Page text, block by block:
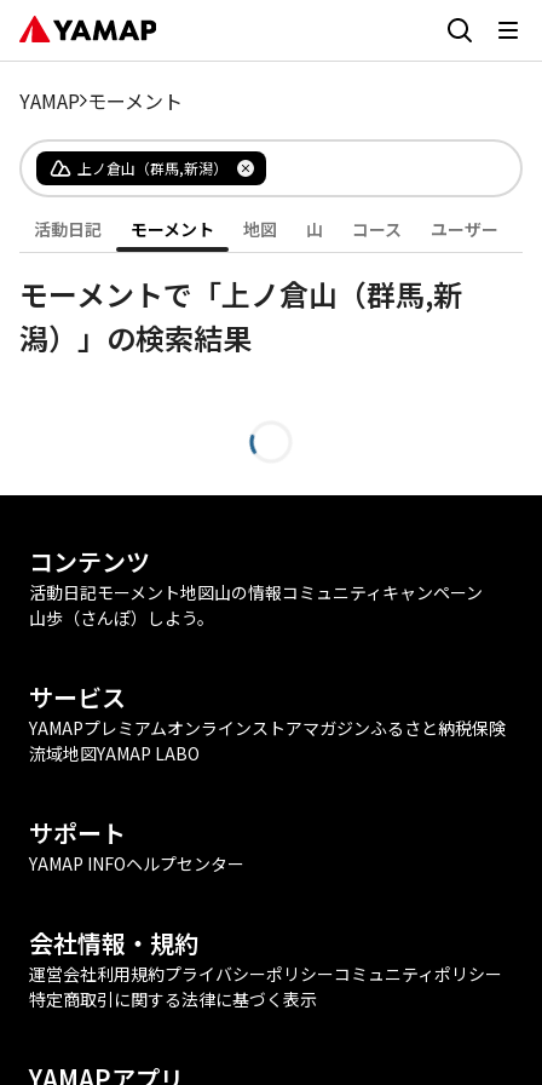
YAMAP モーメント
上ノ倉山（群馬,新潟）
活動日記 モーメント 地図 山 コース ユーザー
モーメントで「上ノ倉山（群馬,新
潟）」の検索結果
コンテンツ
活動日記モーメント地図山の情報コミュニティ キャンペーン
山歩（さんぽ）しよう。
サービス
YAMAPプレミアムオンラインストアマガジンふるさと納税保険
流域地図YAMAP LABO
サポート
YAMAP INFOヘルプセンター
会社情報・規約
運営会社利用規約プライバシーポリシーコミュニティポリシー
特定商取引に関する法律に基づく表示